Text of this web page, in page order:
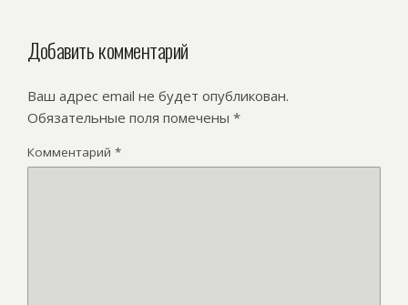
Добавить комментарий
Ваш адрес email не будет опубликован.
Обязательные поля помечены *
Комментарий *